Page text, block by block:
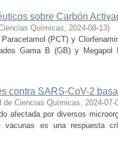
sobre Carbón
Químicas, 2024-08-13)
(PCT) y
Gama B (GB) y
contra SARS-CoV-2
de Ciencias Químicas, 2024-07-
afectada por diversos
es una respuesta